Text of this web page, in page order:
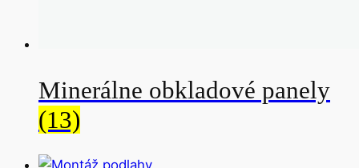
Minerálne obkladové panely
(13)